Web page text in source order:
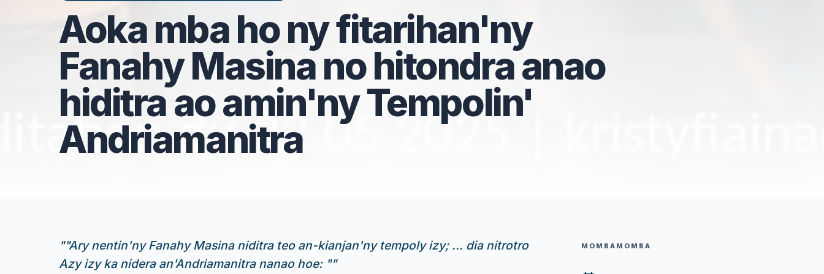
Aoka mba ho ny fitarihan'ny
Fanahy Masina no hitondra anao
hiditra ao amin'ny Tempolin'
Andriamanitra
""Ary nentin'ny Fanahy Masina niditra teo an-kianjan'ny tempoly izy; ... dia nitrotro
Azy izy ka nidera an'Andriamanitra nanao hoe: ""
MOMBAMOMBA